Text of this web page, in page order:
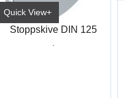
Quick View+
Stoppskive DIN 125